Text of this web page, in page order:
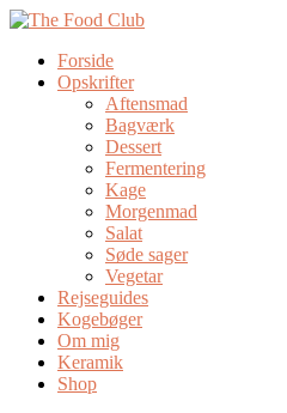
Forside
Opskrifter
Aftensmad
Bagværk
Dessert
Fermentering
Kage
Morgenmad
Salat
Søde sager
Vegetar
Rejseguides
Kogebøger
Om mig
Keramik
Shop